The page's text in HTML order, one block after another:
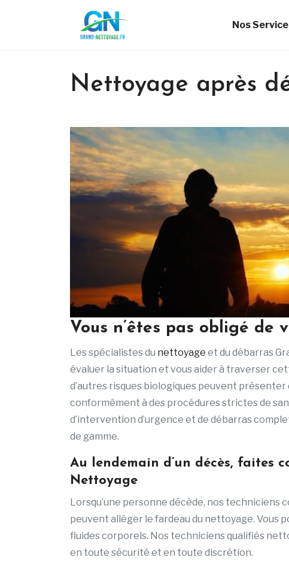
Nos
Nettoyage après
Vous n’êtes pas obligé de
Les spécialistes du nettoyage et du débarras
évaluer la situation et vous aider à traverser
d’autres risques biologiques peuvent
conformément à des procédures strictes de
d’intervention d’urgence et de débarras
de gamme.
Au lendemain d’un décès, faites
Nettoyage
Lorsqu’une personne décède, nos techniciens
peuvent alléger le fardeau du nettoyage. Vous
fluides corporels. Nos techniciens qualifiés
en toute sécurité et en toute discrétion.